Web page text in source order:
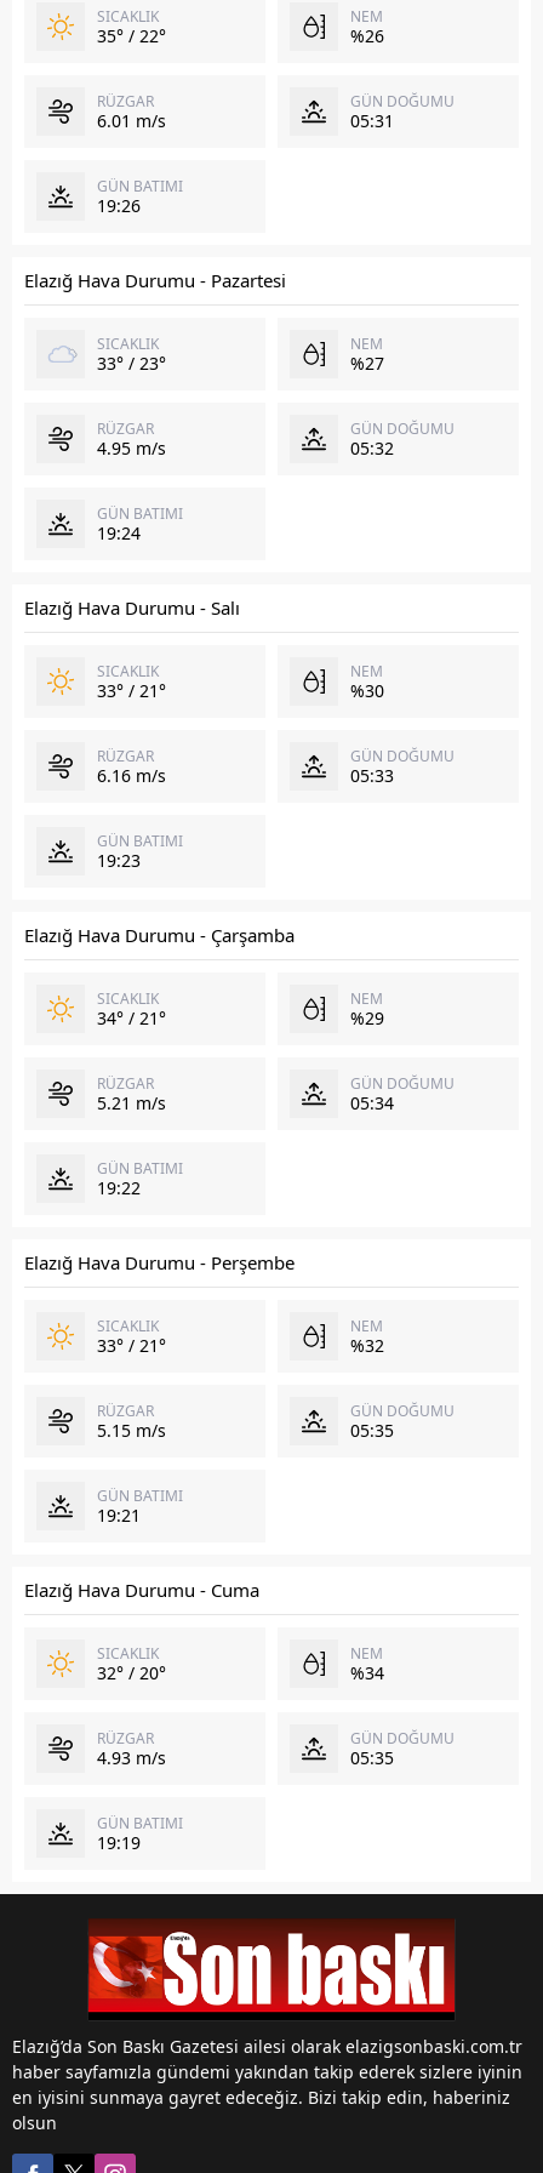
SICAKLIK
35° / 22°
NEM
%26
RÜZGAR
6.01 m/s
GÜN DOĞUMU
05:31
GÜN BATIMI
19:26
Elazığ Hava Durumu - Pazartesi
SICAKLIK
33° / 23°
NEM
%27
RÜZGAR
4.95 m/s
GÜN DOĞUMU
05:32
GÜN BATIMI
19:24
Elazığ Hava Durumu - Salı
SICAKLIK
33° / 21°
NEM
%30
RÜZGAR
6.16 m/s
GÜN DOĞUMU
05:33
GÜN BATIMI
19:23
Elazığ Hava Durumu - Çarşamba
SICAKLIK
34° / 21°
NEM
%29
RÜZGAR
5.21 m/s
GÜN DOĞUMU
05:34
GÜN BATIMI
19:22
Elazığ Hava Durumu - Perşembe
SICAKLIK
33° / 21°
NEM
%32
RÜZGAR
5.15 m/s
GÜN DOĞUMU
05:35
GÜN BATIMI
19:21
Elazığ Hava Durumu - Cuma
SICAKLIK
32° / 20°
NEM
%34
RÜZGAR
4.93 m/s
GÜN DOĞUMU
05:35
GÜN BATIMI
19:19
Elazığ’da Son Baskı Gazetesi ailesi olarak elazigsonbaski.com.tr
haber sayfamızla gündemi yakından takip ederek sizlere iyinin
en iyisini sunmaya gayret edeceğiz. Bizi takip edin, haberiniz
olsun